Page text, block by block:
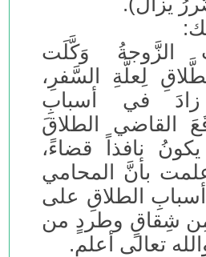
الزَّوجةُ وَكَّلَت
لِعلَّةِ السَّفرِ،
زادَ في أسبابِ
القاضي الطلاقَ
يكونُ نافذاً قضاءً،
بأنَّ المحامي
الطلاقِ على
شِقاقٍ وطردٍ من
تعالى أعلم.